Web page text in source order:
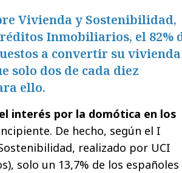
Vivienda y Sostenibilidad,
Inmobiliarios, el 82%
a convertir su
solo dos de cada diez
ello.
interés por la domótica en los
De hecho, según el I
realizado por UCI
solo un 13,7% de los españoles